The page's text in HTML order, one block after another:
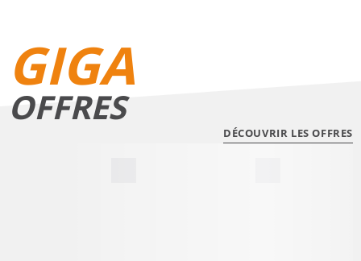
GIGA
OFFRES
DÉCOUVRIR LES OFFRES